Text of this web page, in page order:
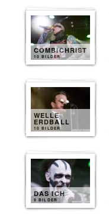
COMBICHRIST
10 BILDER
WELLE
ERDBALL
10 BILDER
DAS ICH
9 BILDER